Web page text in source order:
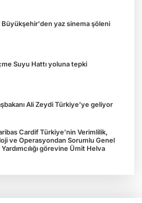
Büyükşehir'den yaz sinema şöleni
Suyu Hattı yoluna tepki
Ali Zeydi Türkiye'ye geliyor
Cardif Türkiye’nin Verimlilik,
ve Operasyondan Sorumlu Genel
görevine Ümit Helva